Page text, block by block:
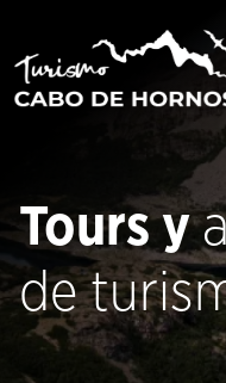
contenido
Tours y
de